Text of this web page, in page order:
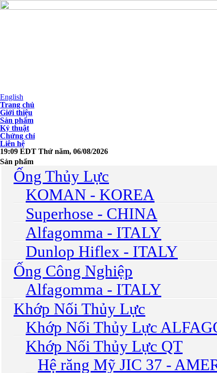
English
Trang chủ
Giới thiệu
Sản phẩm
Kỷ thuật
Chứng chỉ
Liên hệ
19:09 EDT Thứ năm, 06/08/2026
Sản phẩm
Ống Thủy Lực
KOMAN - KOREA
Superhose - CHINA
Alfagomma - ITALY
Dunlop Hiflex - ITALY
Ống Công Nghiệp
Alfagomma - ITALY
Khớp Nối Thủy Lực
Khớp Nối Thủy Lực
Khớp Nối Thủy Lực QT
Hệ răng Mỹ JIC 37 -